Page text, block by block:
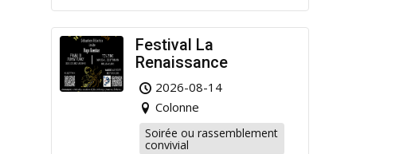
Festival La
Renaissance
2026-08-14
Colonne
Soirée ou rassemblement
convivial